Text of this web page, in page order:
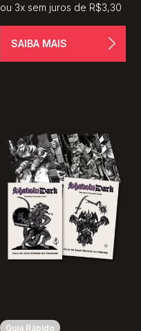
ou 3x sem juros de R$3,30
SAIBA MAIS
Guia Rápido